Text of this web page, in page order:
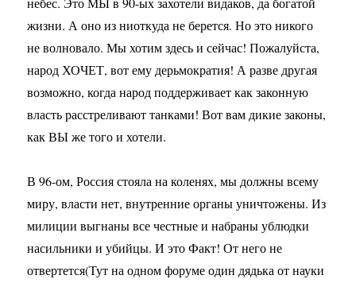
жизни. А оно из ниоткуда не берется. Но это никого
не волновало. Мы хотим здесь и сейчас! Пожалуйста,
народ ХОЧЕТ, вот ему дерьмократия! А разве другая
возможно, когда народ поддерживает как законную
власть расстреливают танками! Вот вам дикие законы,
как ВЫ же того и хотели.
В 96-ом, Россия стояла на коленях, мы должны всему
миру, власти нет, внутренние органы уничтожены. Из
милиции выгнаны все честные и набраны ублюдки
насильники и убийцы. И это Факт! От него не
отвертется(Тут на одном форуме один дядька от науки